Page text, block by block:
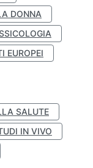
DONNA
EUROPEI
SALUTE
IN VIVO